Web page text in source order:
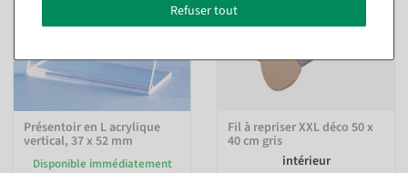
Présentoir en L acrylique
vertical, 37 x 52 mm
Disponible immédiatement
Fil à repriser XXL déco 50 x
40 cm gris
intérieur
Refuser tout